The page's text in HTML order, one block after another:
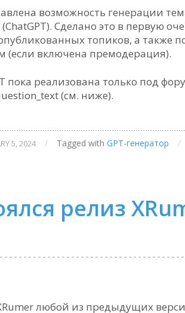
возможность генерации
Сделано это в первую
топиков, а также
(если включена премодерация).
пока реализована только под
(см. ниже).
5, 2024 / Tagged with GPT-генератор /
релиз
любой из предыдущих